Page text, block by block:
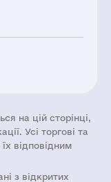
на цій сторінці,
Усі торгові та
відповідним
з відкритих